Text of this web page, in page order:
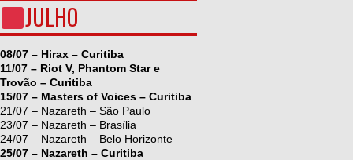
JULHO
08/07 – Hirax – Curitiba
11/07 – Riot V, Phantom Star e
Trovão – Curitiba
15/07 – Masters of Voices – Curitiba
21/07 – Nazareth – São Paulo
23/07 – Nazareth – Brasília
24/07 – Nazareth – Belo Horizonte
25/07 – Nazareth – Curitiba